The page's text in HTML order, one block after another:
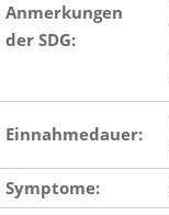
Anmerkungen
der SDG:
Einnahmedauer:
Symptome: